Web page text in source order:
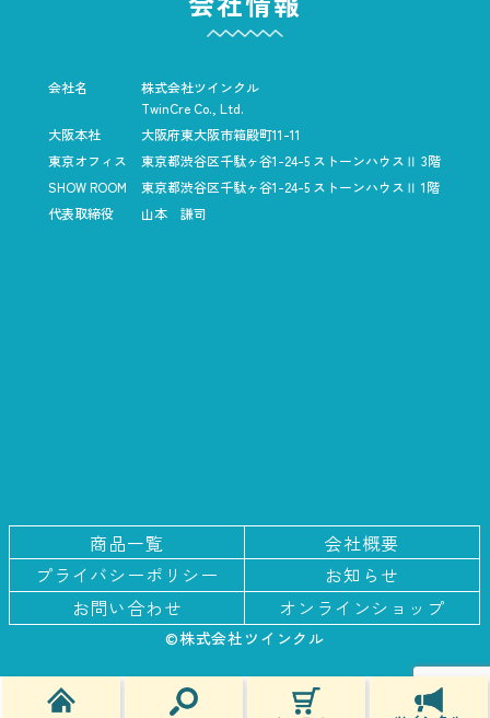
会社名
株式会社ツインクル
TwinCre Co., Ltd.
大阪本社
大阪府東大阪市箱殿町11-11
東京オフィス
東京都渋谷区千駄ヶ谷1-24-5 ストーンハウスⅡ 3階
SHOW ROOM
東京都渋谷区千駄ヶ谷1-24-5 ストーンハウスⅡ 1階
代表取締役
山本 謙司
商品一覧
会社概要
プライバシーポリシー
お知らせ
お問い合わせ
オンラインショップ
©株式会社ツインクル